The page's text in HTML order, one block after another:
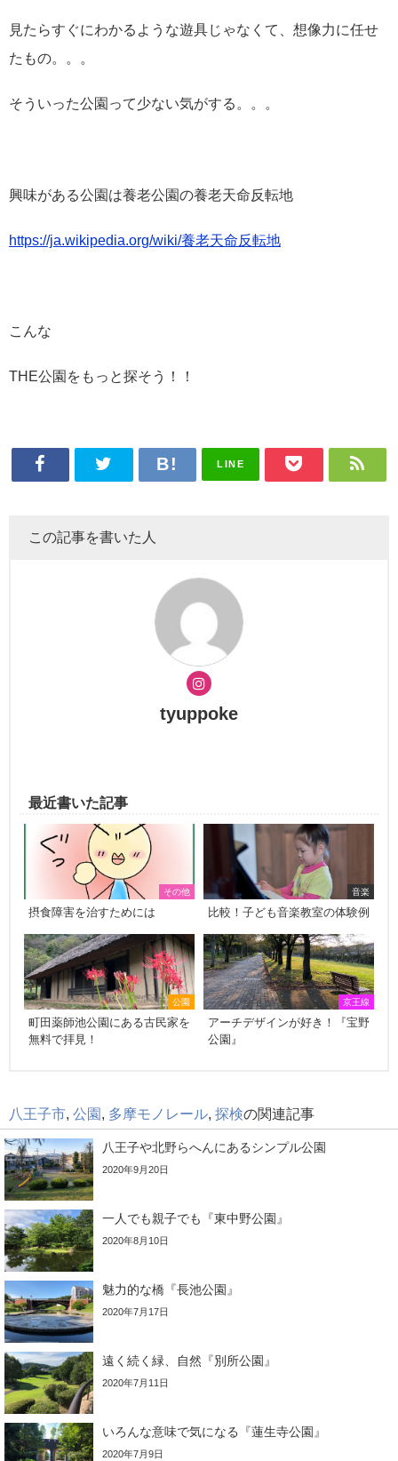
見たらすぐにわかるような遊具じゃなくて、想像力に任せ
たもの。。。
そういった公園って少ない気がする。。。
興味がある公園は養老公園の養老天命反転地
https://ja.wikipedia.org/wiki/養老天命反転地
こんな
THE公園をもっと探そう！！
LINE
この記事を書いた人
tyuppoke
最近書いた記事
その他
摂食障害を治すためには
音楽
比較！子ども音楽教室の体験例
公園
町田薬師池公園にある古民家を
無料で拝見！
京王線
アーチデザインが好き！『宝野
公園』
八王子市 公園 多摩モノレール 探検の関連記事
八王子や北野らへんにあるシンプル公園
2020年9月20日
一人でも親子でも『東中野公園』
2020年8月10日
魅力的な橋『長池公園』
2020年7月17日
遠く続く緑、自然『別所公園』
2020年7月11日
いろんな意味で気になる『蓮生寺公園』
2020年7月9日